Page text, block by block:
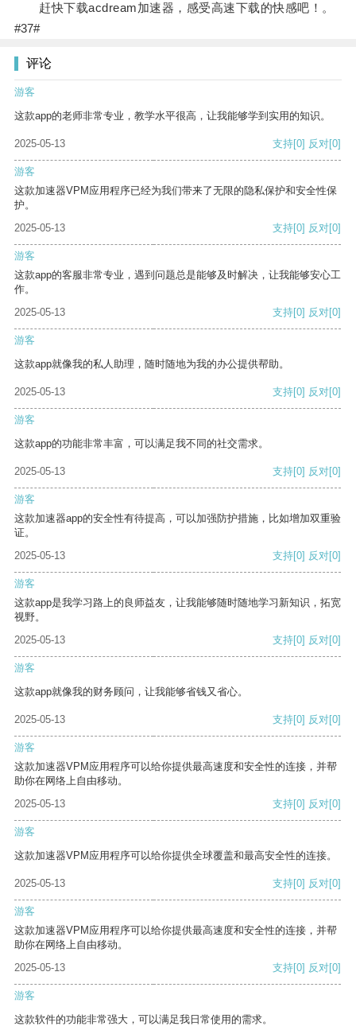
赶快下载acdream加速器，感受高速下载的快感吧！。
#37#
评论
游客
这款app的老师非常专业，教学水平很高，让我能够学到实用的知识。
2025-05-13 支持[0] 反对[0]
游客
这款加速器VPM应用程序已经为我们带来了无限的隐私保护和安全性保
护。
2025-05-13
支持[0] 反对[0]
游客
这款app的客服非常专业，遇到问题总是能够及时解决，让我能够安心工
作。
2025-05-13
支持[0] 反对[0]
游客
这款app就像我的私人助理，随时随地为我的办公提供帮助。
2025-05-13 支持[0] 反对[0]
游客
这款app的功能非常丰富，可以满足我不同的社交需求。
2025-05-13 支持[0] 反对[0]
游客
这款加速器app的安全性有待提高，可以加强防护措施，比如增加双重验
证。
2025-05-13
支持[0] 反对[0]
游客
这款app是我学习路上的良师益友，让我能够随时随地学习新知识，拓宽
视野。
2025-05-13
支持[0] 反对[0]
游客
这款app就像我的财务顾问，让我能够省钱又省心。
2025-05-13 支持[0] 反对[0]
游客
这款加速器VPM应用程序可以给你提供最高速度和安全性的连接，并帮
助你在网络上自由移动。
2025-05-13
支持[0] 反对[0]
游客
这款加速器VPM应用程序可以给你提供全球覆盖和最高安全性的连接。
2025-05-13 支持[0] 反对[0]
游客
这款加速器VPM应用程序可以给你提供最高速度和安全性的连接，并帮
助你在网络上自由移动。
2025-05-13
支持[0] 反对[0]
游客
这款软件的功能非常强大，可以满足我日常使用的需求。